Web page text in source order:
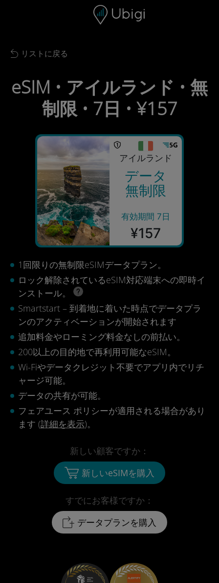
ナビゲーションバー フッター
Back to list
リストに戻る
eSIM • アイルランド • 無
制限 • 7日 • ¥157
アイルランド
データ
無制限
有効期間 7日
¥157
1回限りの無制限eSIMデータプラン。
ロック解除されているeSIM対応端末への即時イ
ンストール。
Smartstart – 到着地に着いた時点でデータプラ
ンのアクティベーションが開始されます
追加料金やローミング料金なしの前払い。
200以上の目的地で再利用可能なeSIM。
Wi-Fiやデータクレジット不要でアプリ内でリチ
ャージ可能。
データの共有が可能。
フェアユース ポリシーが適用される場合があり
ます (詳細を表示)。
すでにお客様ですか：
データプランを購入
新しい顧客ですか：
新しいeSIMを購入